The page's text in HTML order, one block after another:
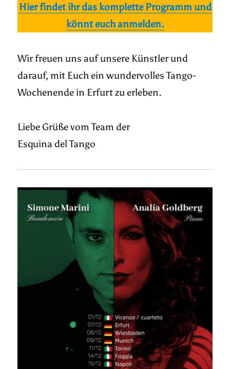
Hier findet ihr das komplette Programm und
könnt euch anmelden.
Wir freuen uns auf unsere Künstler und
darauf, mit Euch ein wundervolles Tango-
Wochenende in Erfurt zu erleben.
Liebe Grüße vom Team der
Esquina del Tango